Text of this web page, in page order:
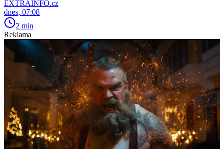
EXTRAINFO.cz
dnes, 07:08
2 min
Reklama